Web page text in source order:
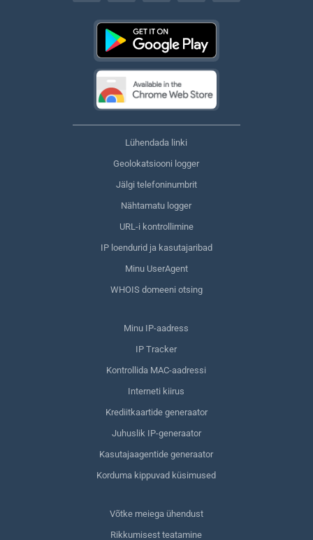
Lühendada linki
Geolokatsiooni logger
Jälgi telefoninumbrit
Nähtamatu logger
URL-i kontrollimine
IP loendurid ja kasutajaribad
Minu UserAgent
WHOIS domeeni otsing
Minu IP-aadress
IP Tracker
Kontrollida MAC-aadressi
Interneti kiirus
Krediitkaartide generaator
Juhuslik IP-generaator
Kasutajaagentide generaator
Korduma kippuvad küsimused
Võtke meiega ühendust
Rikkumisest teatamine